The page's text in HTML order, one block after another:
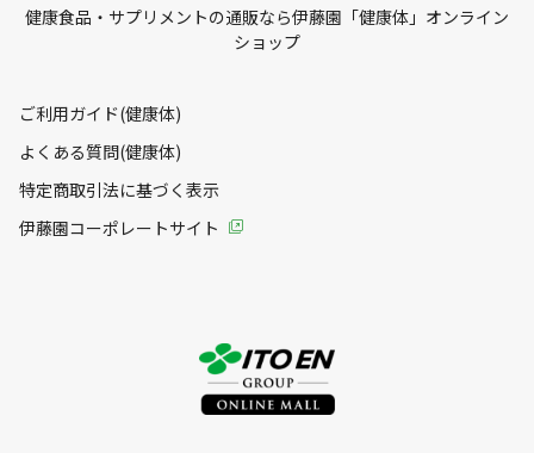
健康食品・サプリメントの通販なら伊藤園「健康体」オンライン
ショップ
ご利用ガイド(健康体)
よくある質問(健康体)
特定商取引法に基づく表示
伊藤園コーポレートサイト